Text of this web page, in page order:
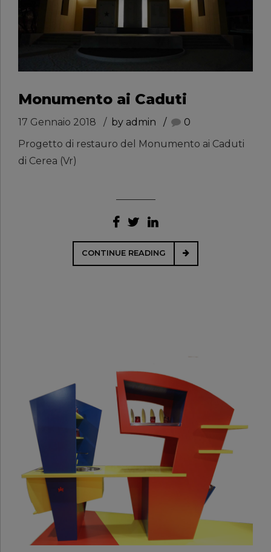
Monumento ai Caduti
17 Gennaio 2018 by admin
0
Progetto di restauro del Monumento ai Caduti
di Cerea (Vr)
CONTINUE READING